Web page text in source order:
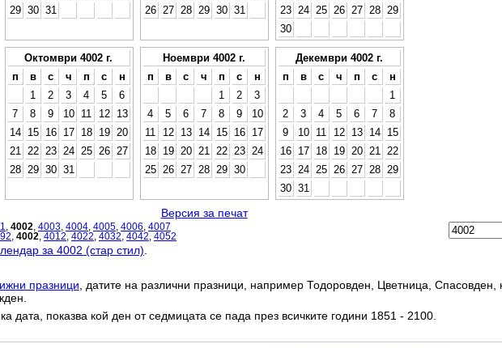
29 30 31
26
27 28 29 30 31
23
24 25 26 27 28
29
30
Октомври 4002 г.
п
в с ч п с
н
1
2 3 4 5
6
7
8 9 10 11 12
13
14
15 16 17 18 19
20
21
22 23 24 25 26
27
28
29 30 31
Ноември 4002 г.
п
в с ч п с
н
1
2
3
4
5 6 7 8 9
10
11
12 13 14 15 16
17
18
19 20 21 22 23
24
25
26 27 28 29 30
Декември 4002 г.
п
в с ч п с
н
1
2
3 4 5 6 7
8
9
10 11 12 13 14
15
16
17 18 19 20 21
22
23
24 25 26 27 28
29
30 31
Версия за печат
4002 4003 4004 4005 4006 4007
4002 4012 4022 4032 4042 4052
за 4002 (стар стил)
празници , датите на различни празници, например Тодоровден, Цветница, Спасовден,
дата, показва кой ден от седмицата се пада през всичките години 1851 - 2100.